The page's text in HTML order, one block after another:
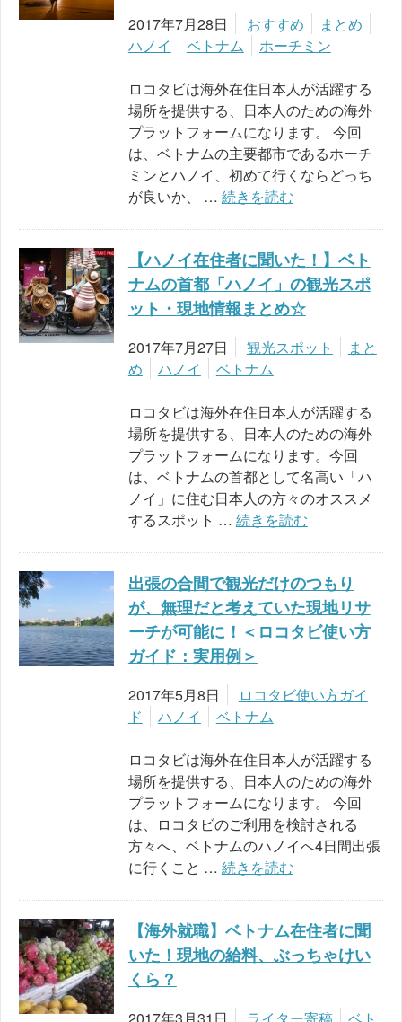
2017年7月28日 おすすめ
まとめ
ハノイ
ベトナム ホーチミン
ロコタビは海外在住日本人が活躍する
場所を提供する、日本人のための海外
プラットフォームになります。 今回
は、ベトナムの主要都市であるホーチ
ミンとハノイ、初めて行くならどっち
が良いか、 … 続きを読む
【ハノイ在住者に聞いた！】ベト
ナムの首都「ハノイ」の観光スポ
ット・現地情報まとめ☆
2017年7月27日 観光スポット
まと
め
ハノイ ベトナム
ロコタビは海外在住日本人が活躍する
場所を提供する、日本人のための海外
プラットフォームになります。今回
は、ベトナムの首都として名高い「ハ
ノイ」に住む日本人の方々のオススメ
するスポット … 続きを読む
出張の合間で観光だけのつもり
が、無理だと考えていた現地リサ
ーチが可能に！＜ロコタビ使い方
ガイド：実用例＞
2017年5月8日
ロコタビ使い方ガイ
ド
ハノイ ベトナム
ロコタビは海外在住日本人が活躍する
場所を提供する、日本人のための海外
プラットフォームになります。 今回
は、ロコタビのご利用を検討される
方々へ、ベトナムのハノイへ4日間出張
に行くこと … 続きを読む
【海外就職】ベトナム在住者に聞
いた！現地の給料、ぶっちゃけい
くら？